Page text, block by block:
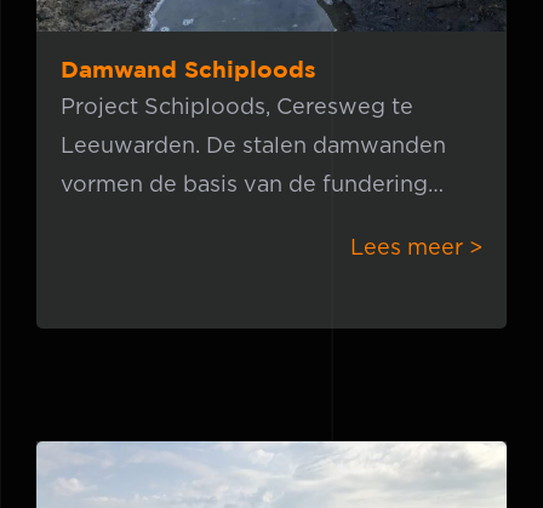
Damwand Schiploods
Project Schiploods, Ceresweg te
Leeuwarden. De stalen damwanden
vormen de basis van de fundering
Lees meer >